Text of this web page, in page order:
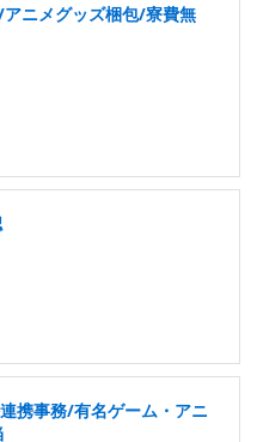
アニメグッズ梱包/寮費無
携事務/有名ゲーム・アニ